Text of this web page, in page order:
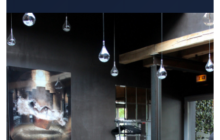
Chercher un Restaurant Val de Marne réputé offre davantage de
chances de vivre une belle expérience. Un Restaurant Val de
Marne peut séduire aussi bien les habitants que les visiteurs de
passage. L’environnement d’un Restaurant Val de Marne
contribue au bien-être des clients. Une carte bien pensée dans
un Restaurant Val de Marne renforce l’intérêt des clients. La
sélection des ingrédients valorise immédiatement un Restaurant
Val de Marne. Le professionnalisme du personnel valorise un
Restaurant Val de Marne aux yeux des convives. Un Restaurant
Val de Marne bien placé facilite les sorties entre amis ou en
famille. Un Restaurant Val de Marne adapté au déjeuner facilite
les pauses repas. Pour terminer la journée, un Restaurant Val de
Marne agréable renforce le plaisir de sortir. Un Restaurant Val de